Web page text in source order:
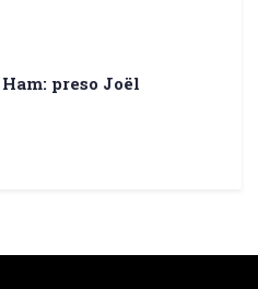
preso Joël